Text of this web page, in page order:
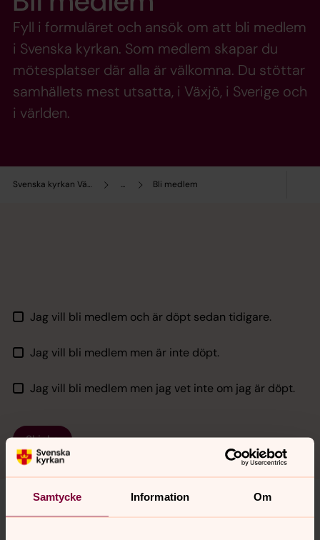
Samtycke Information Om
Svenska kyrkan Växjö ... Bli medlem
Fyll i formuläret och ansök om att bli medlem
i Svenska kyrkan. Som medlem skapar du
mötesplatser där alla är välkomna. Du stöttar
samhällets mest utsatta, i Växjö, i Sverige och
i världen.
Jag vill bli medlem och är döpt sedan tidigare.
Jag vill bli medlem men är inte döpt.
Jag vill bli medlem men jag vet inte om jag är döpt.
Skicka